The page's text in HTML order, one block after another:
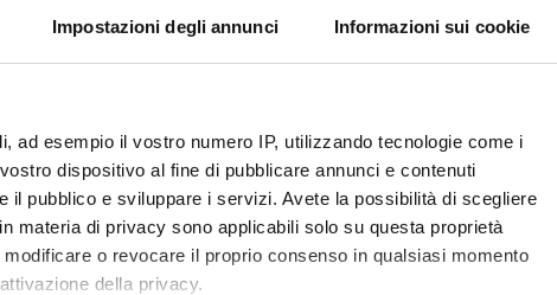
Impostazioni degli annunci Informazioni sui cookie
ad esempio il vostro numero IP, utilizzando tecnologie come i
dispositivo al fine di pubblicare annunci e contenuti
pubblico e sviluppare i servizi. Avete la possibilità di scegliere
materia di privacy sono applicabili solo su questa proprietà
o revocare il proprio consenso in qualsiasi momento
della privacy.
di sistemi complessi (concorrenti, mobili e distribuiti). Purtroppo, a
dimostrazione, l'utilizzo delle logiche temporali e' stato
rivelati adeguati strumenti orientati ai modelli.
iniziare uno studio delle logiche temporali dal punto di
sistemi di prova classici ed intuizionisti.
assegnato e gestito dal Dipartimento